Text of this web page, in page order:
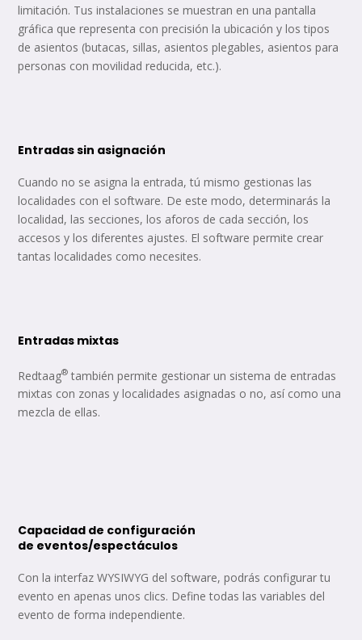
limitación. Tus instalaciones se muestran en una pantalla
gráfica que representa con precisión la ubicación y los tipos
de asientos (butacas, sillas, asientos plegables, asientos para
personas con movilidad reducida, etc.).
Entradas sin asignación
Cuando no se asigna la entrada, tú mismo gestionas las
localidades con el software. De este modo, determinarás la
localidad, las secciones, los aforos de cada sección, los
accesos y los diferentes ajustes. El software permite crear
tantas localidades como necesites.
Entradas mixtas
Redtaag® también permite gestionar un sistema de entradas
mixtas con zonas y localidades asignadas o no, así como una
mezcla de ellas.
Capacidad de configuración
de eventos/espectáculos
Con la interfaz WYSIWYG del software, podrás configurar tu
evento en apenas unos clics. Define todas las variables del
evento de forma independiente.